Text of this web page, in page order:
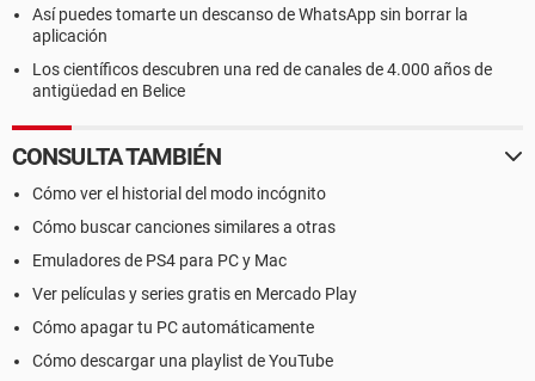
Así puedes tomarte un descanso de WhatsApp sin borrar la
aplicación
Los científicos descubren una red de canales de 4.000 años de
antigüedad en Belice
CONSULTA TAMBIÉN
Cómo ver el historial del modo incógnito
Cómo buscar canciones similares a otras
Emuladores de PS4 para PC y Mac
Ver películas y series gratis en Mercado Play
Cómo apagar tu PC automáticamente
Cómo descargar una playlist de YouTube